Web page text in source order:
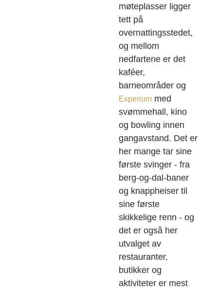
møteplasser ligger
tett på
overnattingsstedet,
og mellom
nedfartene er det
kaféer,
barneområder og
Experium med
svømmehall, kino
og bowling innen
gangavstand. Det er
her mange tar sine
første svinger - fra
berg-og-dal-baner
og knappheiser til
sine første
skikkelige renn - og
det er også her
utvalget av
restauranter,
butikker og
aktiviteter er mest